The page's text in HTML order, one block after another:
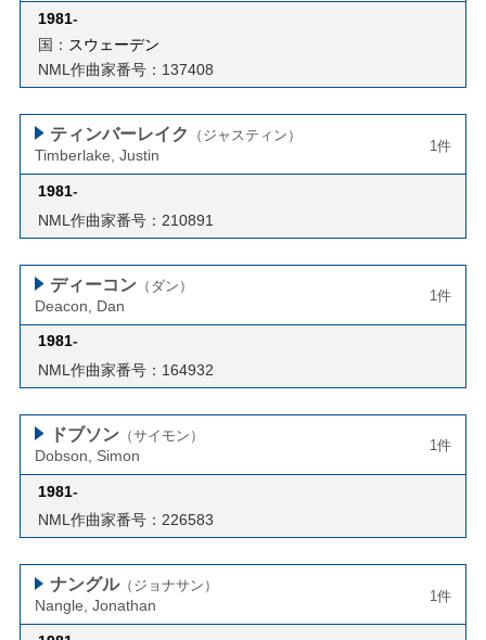
1981-
国： スウェーデン
NML作曲家番号：137408
ティンバーレイク （ジャスティン）
Timberlake, Justin
1件
1981-
NML作曲家番号：210891
ディーコン （ダン）
Deacon, Dan
1件
1981-
NML作曲家番号：164932
ドブソン （サイモン）
Dobson, Simon
1件
1981-
NML作曲家番号：226583
ナングル（ジョナサン）
Nangle, Jonathan
1件